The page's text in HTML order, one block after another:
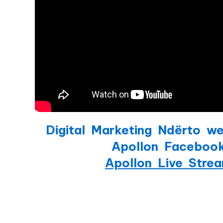
Digital Marketing Ndërto
Apollon
Apollon Live